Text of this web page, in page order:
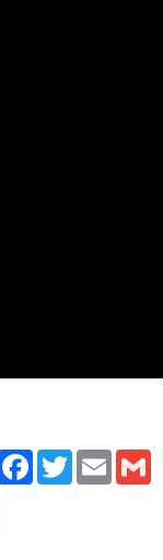
Paylaş FacebookTwitter Email